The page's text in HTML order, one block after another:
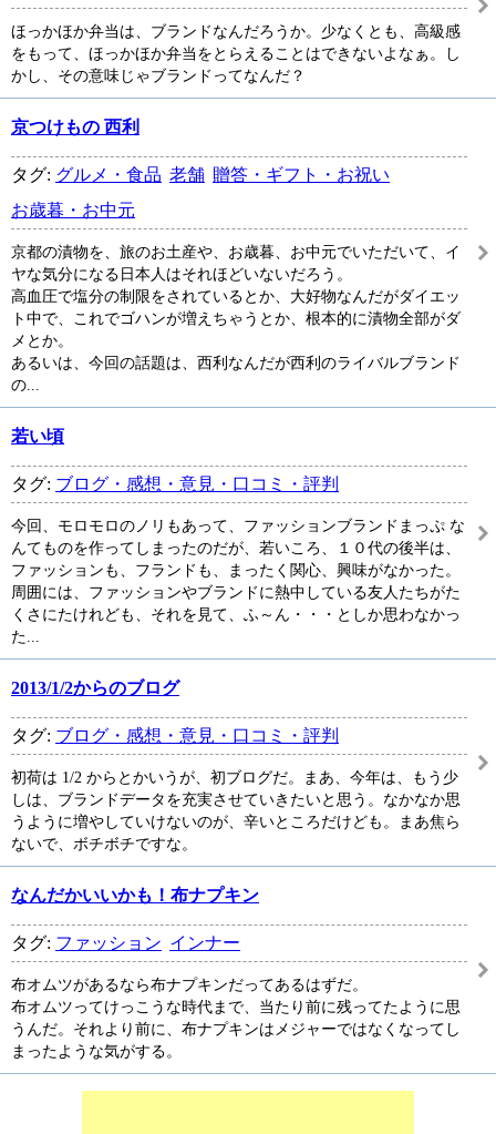
ほっかほか弁当は、ブランドなんだろうか。少なくとも、高級感
をもって、ほっかほか弁当をとらえることはできないよなぁ。し
かし、その意味じゃブランドってなんだ？
京つけもの 西利
タグ: グルメ・食品 老舗 贈答・ギフト・お祝い
お歳暮・お中元
京都の漬物を、旅のお土産や、お歳暮、お中元でいただいて、イ
ヤな気分になる日本人はそれほどいないだろう。
高血圧で塩分の制限をされているとか、大好物なんだがダイエッ
ト中で、これでゴハンが増えちゃうとか、根本的に漬物全部がダ
メとか。
あるいは、今回の話題は、西利なんだが西利のライバルブランド
の...
若い頃
タグ: ブログ・感想・意見・口コミ・評判
今回、モロモロのノリもあって、ファッションブランドまっぷ な
んてものを作ってしまったのだが、若いころ、１０代の後半は、
ファッションも、フランドも、まったく関心、興味がなかった。
周囲には、ファッションやブランドに熱中している友人たちがた
くさにたけれども、それを見て、ふ～ん・・・としか思わなかっ
た...
2013/1/2からのブログ
タグ: ブログ・感想・意見・口コミ・評判
初荷は 1/2 からとかいうが、初ブログだ。まあ、今年は、もう少
しは、ブランドデータを充実させていきたいと思う。なかなか思
うように増やしていけないのが、辛いところだけども。まあ焦ら
ないで、ボチボチですな。
なんだかいいかも！布ナプキン
タグ: ファッション インナー
布オムツがあるなら布ナプキンだってあるはずだ。
布オムツってけっこうな時代まで、当たり前に残ってたように思
うんだ。それより前に、布ナプキンはメジャーではなくなってし
まったような気がする。